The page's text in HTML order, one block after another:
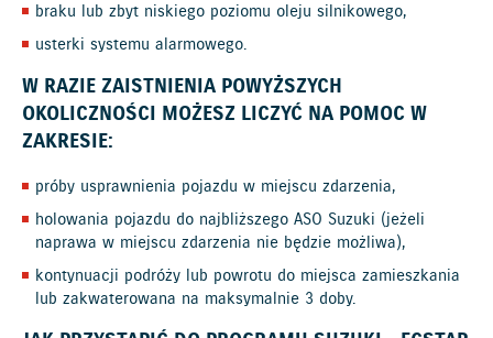
braku lub zbyt niskiego poziomu oleju silnikowego,
usterki systemu alarmowego.
W RAZIE ZAISTNIENIA POWYŻSZYCH
OKOLICZNOŚCI MOŻESZ LICZYĆ NA POMOC W
ZAKRESIE:
próby usprawnienia pojazdu w miejscu zdarzenia,
holowania pojazdu do najbliższego ASO Suzuki (jeżeli
naprawa w miejscu zdarzenia nie będzie możliwa),
kontynuacji podróży lub powrotu do miejsca zamieszkania
lub zakwaterowana na maksymalnie 3 doby.